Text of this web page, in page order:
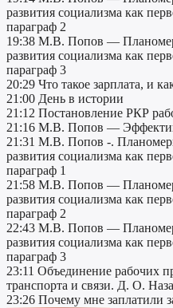
развития социализма как
параграф 2
19:38 М.В. Попов —
развития социализма как
параграф 3
20:29 Что такое зарплата, и
21:00 День в истории
21:12 Постановление РКР
21:16 М.В. Попов —
21:31 М.В. Попов -.
развития социализма как
параграф 1
21:58 М.В. Попов —
развития социализма как
параграф 2
22:43 М.В. Попов —
развития социализма как
параграф 3
23:11 Объединение рабочих
транспорта и связи. Д. О.
23:26 Почему мне заплатили